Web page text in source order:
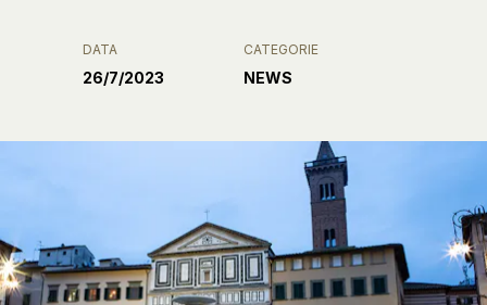
DATA
26/7/2023
CATEGORIE
NEWS